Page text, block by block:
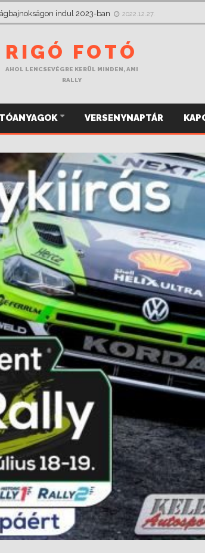
indul 2023-ban 2022.12.27.
Mikulás Rallye-n megragadja a kormányt 2022.12.03.
RIGÓ FOTÓ
AHOL LENCSEVÉGRE KERÜL MINDEN, AMI
RALLY
VERSENYNAPTÁR